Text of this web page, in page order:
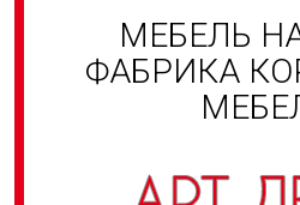
МЕБЕЛЬ
ФАБРИКА